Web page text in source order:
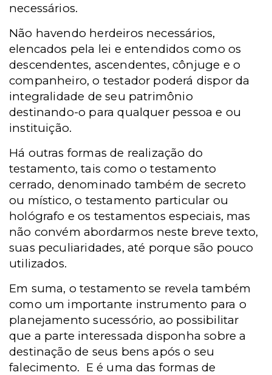
necessários.
Não havendo herdeiros necessários,
elencados pela lei e entendidos como os
descendentes, ascendentes, cônjuge e o
companheiro, o testador poderá dispor da
integralidade de seu patrimônio
destinando-o para qualquer pessoa e ou
instituição.
Há outras formas de realização do
testamento, tais como o testamento
cerrado, denominado também de secreto
ou místico, o testamento particular ou
hológrafo e os testamentos especiais, mas
não convém abordarmos neste breve texto,
suas peculiaridades, até porque são pouco
utilizados.
Em suma, o testamento se revela também
como um importante instrumento para o
planejamento sucessório, ao possibilitar
que a parte interessada disponha sobre a
destinação de seus bens após o seu
falecimento. E é uma das formas de